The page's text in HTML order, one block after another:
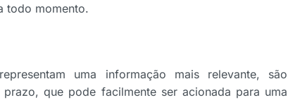
todo momento.
uma informação mais relevante, são
que pode facilmente ser acionada para uma